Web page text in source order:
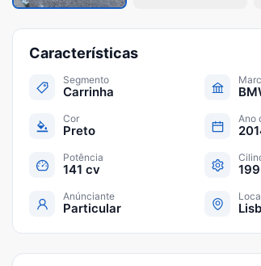
Características
Segmento
Carrinha
Cor
Preto
Ano
Potência
141 cv
Anúnciante
Particular